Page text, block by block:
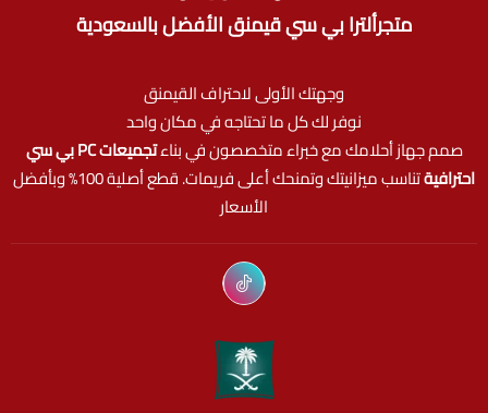
متجرألترا بي سي قيمنق الأفضل بالسعودية
وجهتك الأولى لاحتراف القيمنق
نوفر لك كل ما تحتاجه في مكان واحد
صمم جهاز أحلامك مع خبراء متخصصون في بناء
تجميعات PC بي سي
احترافية
تناسب ميزانيتك وتمنحك أعلى فريمات. قطع أصلية 100% وبأفضل
الأسعار